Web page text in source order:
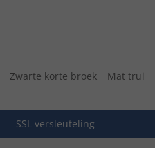
Zwarte korte broek Mat trui
SSL versleuteling